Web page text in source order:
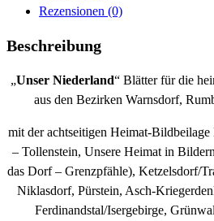
Rezensionen (0)
Beschreibung
„Unser Niederland“ Blätter für die
aus den Bezirken Warnsdorf,
mit der achtseitigen Heimat-Bildbeilage
– Tollenstein, Unsere Heimat in
das Dorf – Grenzpfähle), Ketzelsdorf/
Niklasdorf, Pürstein, Asch-
Ferdinandstal/Isergebirge,